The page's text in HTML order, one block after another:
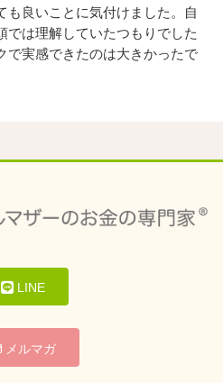
も良いことに気付けました。自
では理解していたつもりでした
で実感できたのは大きかったで
LINE
メルマガ